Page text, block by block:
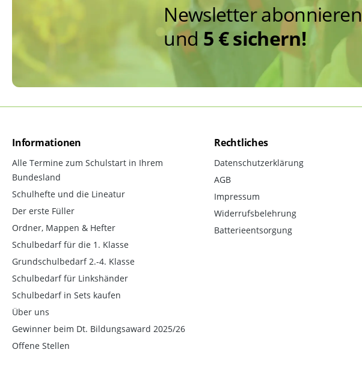
Newsletter abonnieren
und 5 € sichern!
Informationen
Alle Termine zum Schulstart in Ihrem
Bundesland
Schulhefte und die Lineatur
Der erste Füller
Ordner, Mappen & Hefter
Schulbedarf für die 1. Klasse
Grundschulbedarf 2.-4. Klasse
Schulbedarf für Linkshänder
Schulbedarf in Sets kaufen
Über uns
Gewinner beim Dt. Bildungsaward 2025/26
Offene Stellen
Rechtliches
Datenschutzerklärung
AGB
Impressum
Widerrufsbelehrung
Batterieentsorgung